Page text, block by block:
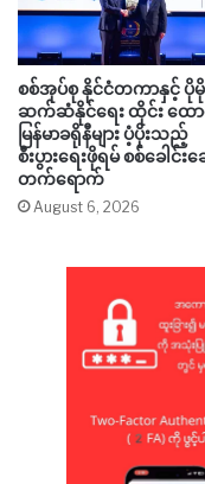
စစ်အုပ်စု နိုင်ငံတကာနှင့် ပိုမို
ဆက်ဆံနိုင်ရေး ထိုင်း ထော
မြန်မာခရိုနီများ ပံ့ပိုးသည့်
စီးပွားရေးဖိုရမ် စစ်ခေါင်း
တက်ရောက်
August 6, 2026